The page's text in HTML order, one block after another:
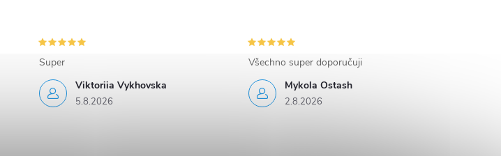
Viktoriia Vykhovska
5.8.2026
Super
Mykola Ostash
2.8.2026
Všechno super doporučuji